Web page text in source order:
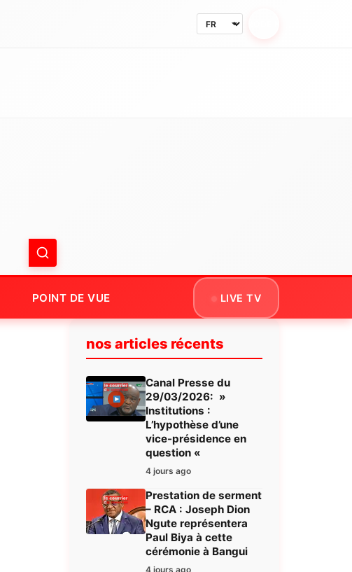
POINT DE VUE LIVE TV
nos articles récents
Canal Presse du
29/03/2026: »
Institutions :
L’hypothèse d’une
vice-présidence en
question «
4 jours ago
Prestation de serment
– RCA : Joseph Dion
Ngute représentera
Paul Biya à cette
cérémonie à Bangui
4 jours ago